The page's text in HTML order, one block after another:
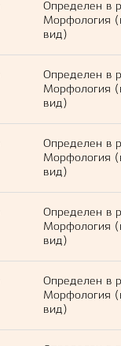
Определен в
Морфология
вид)
Определен в
Морфология
вид)
Определен в
Морфология
вид)
Определен в
Морфология
вид)
Определен в
Морфология
вид)